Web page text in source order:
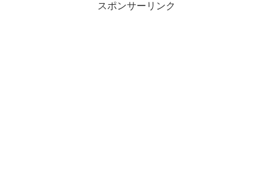
スポンサーリンク